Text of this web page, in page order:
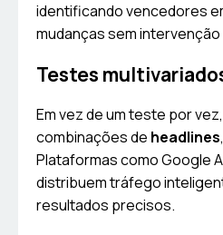
identificando vencedores
mudanças sem intervenção
Testes
Em vez de um teste por
combinações de headlines
Plataformas como Google
distribuem tráfego
resultados precisos.